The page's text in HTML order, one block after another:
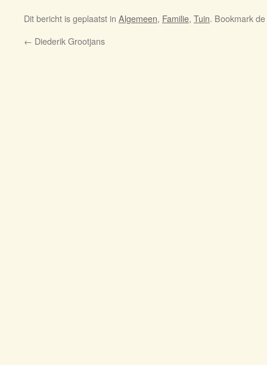
Dit bericht is geplaatst in Algemeen, Familie, Tuin. Bookmark de
← Diederik Grootjans